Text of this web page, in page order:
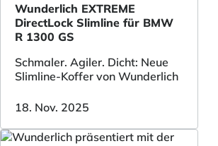
Wunderlich EXTREME
DirectLock Slimline für BMW
R 1300 GS
Schmaler. Agiler. Dicht: Neue
Slimline-Koffer von Wunderlich
18. Nov. 2025